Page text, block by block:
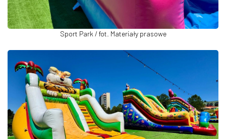
Sport Park / fot. Materiały prasowe